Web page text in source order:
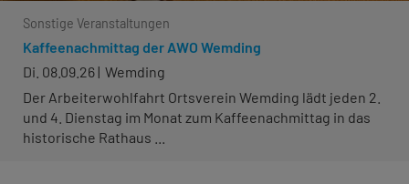
Sonstige Veranstaltungen
Kaffeenachmittag der AWO Wemding
Di. 08.09.26 Wemding
Der Arbeiterwohlfahrt Ortsverein Wemding lädt jeden 2.
und 4. Dienstag im Monat zum Kaffeenachmittag in das
historische Rathaus ...